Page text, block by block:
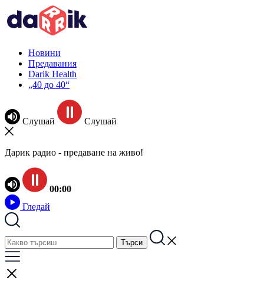
Новини
Предавания
Darik Health
„40 до 40“
Слушай Слушай
Дарик радио - предаване на живо!
00:00
Гледай